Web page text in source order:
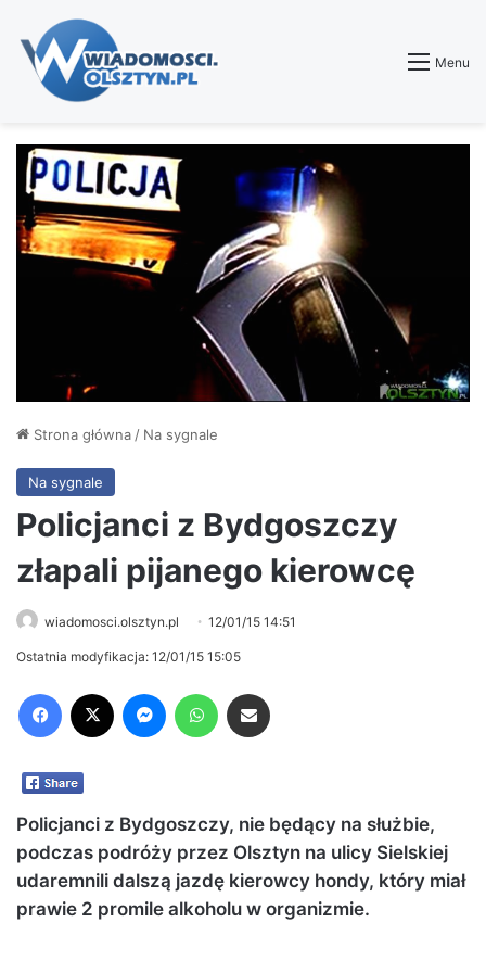
Menu
Strona główna / Na sygnale
Na sygnale
Policjanci z Bydgoszczy
złapali pijanego kierowcę
wiadomosci.olsztyn.pl 12/01/15 14:51
Ostatnia modyfikacja: 12/01/15 15:05
Policjanci z Bydgoszczy, nie będący na służbie,
podczas podróży przez Olsztyn na ulicy Sielskiej
udaremnili dalszą jazdę kierowcy hondy, który miał
prawie 2 promile alkoholu w organizmie.